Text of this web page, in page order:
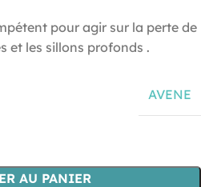
pour agir sur la perte de
et les sillons profonds .
AVENE
AU PANIER